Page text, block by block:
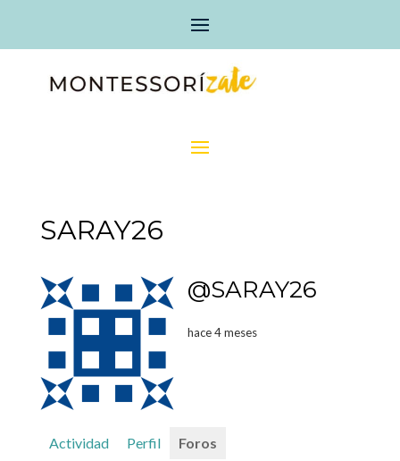
SARAY26
@SARAY26
hace 4 meses
Actividad Perfil Foros